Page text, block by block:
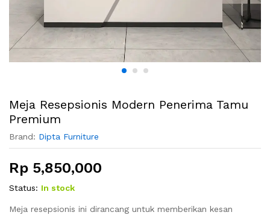
Meja Resepsionis Modern Penerima Tamu
Premium
Brand: Dipta Furniture
Rp 5,850,000
Status: In stock
Meja resepsionis ini dirancang untuk memberikan kesan